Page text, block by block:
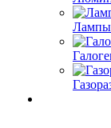
Лампы